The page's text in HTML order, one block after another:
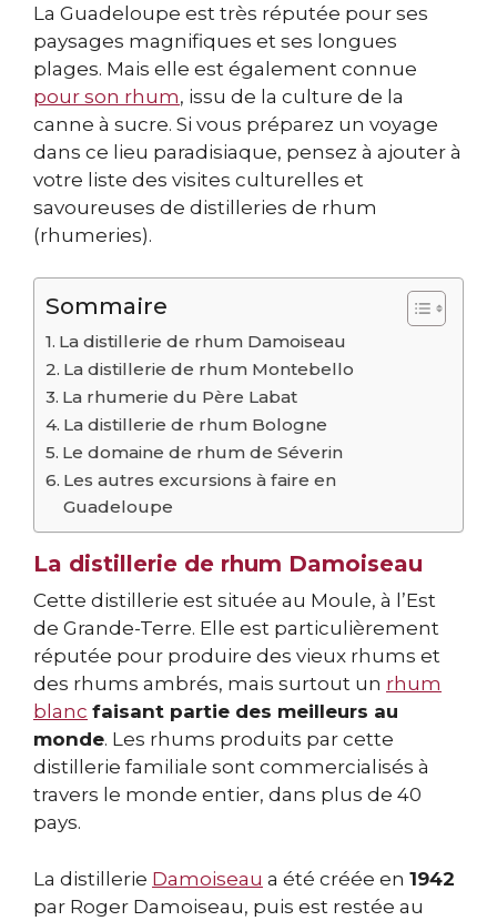
La Guadeloupe est très réputée pour ses
paysages magnifiques et ses longues
plages. Mais elle est également connue
pour son rhum, issu de la culture de la
canne à sucre. Si vous préparez un voyage
dans ce lieu paradisiaque, pensez à ajouter à
votre liste des visites culturelles et
savoureuses de distilleries de rhum
(rhumeries).
Sommaire
La distillerie de rhum Damoiseau
La distillerie de rhum Montebello
La rhumerie du Père Labat
La distillerie de rhum Bologne
Le domaine de rhum de Séverin
Les autres excursions à faire en
Guadeloupe
La distillerie de rhum Damoiseau
Cette distillerie est située au Moule, à l’Est
de Grande-Terre. Elle est particulièrement
réputée pour produire des vieux rhums et
des rhums ambrés, mais surtout un rhum
blanc faisant partie des meilleurs au
monde. Les rhums produits par cette
distillerie familiale sont commercialisés à
travers le monde entier, dans plus de 40
pays.
La distillerie Damoiseau a été créée en 1942
par Roger Damoiseau, puis est restée au